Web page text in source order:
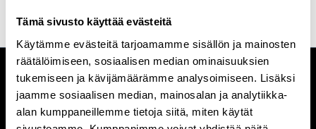
Tämä sivusto käyttää evästeitä
Käytämme evästeitä tarjoamamme sisällön ja mainosten
räätälöimiseen, sosiaalisen median ominaisuuksien
tukemiseen ja kävijämäärämme analysoimiseen. Lisäksi
jaamme sosiaalisen median, mainosalan ja analytiikka-
alan kumppaneillemme tietoja siitä, miten käytät
CUSTOMERCARE
Keilaranta 1 A, 02150 Espoo